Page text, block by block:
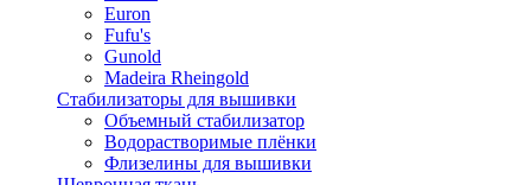
Euron
Fufu's
Gunold
Madeira Rheingold
Стабилизаторы для вышивки
Объемный стабилизатор
Водорастворимые плёнки
Флизелины для вышивки